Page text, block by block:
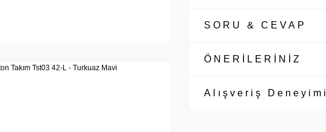
SORU & CEVAP
ÖNERİLERİNİZ
Alışveriş Deneyimi